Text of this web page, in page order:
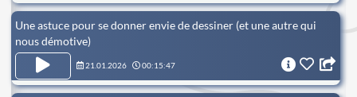
Une astuce pour se donner envie de dessiner (et une autre qui
nous démotive)
21.01.2026 00:15:47